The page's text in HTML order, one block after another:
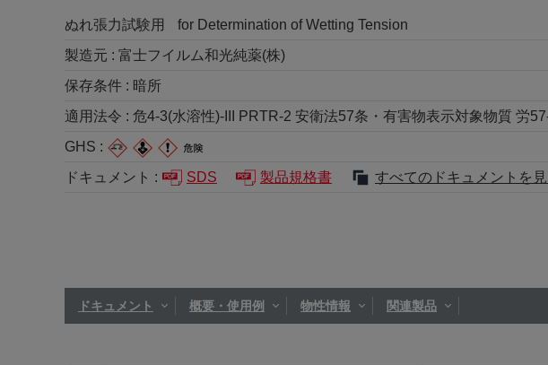
ぬれ張力試験用
for Determination of Wetting Tension
製造元 : 富士フイルム和光純薬(株)
保存条件 : 暗所
適用法令 : 危4-3(水溶性)-III PRTR-2 安衛法57条・有害物表示対象物質 労
GHS :
ドキュメント :
SDS 製品規格書 すべてのドキュメントを見
ドキュメント 概要・使用例 物性情報 関連製品